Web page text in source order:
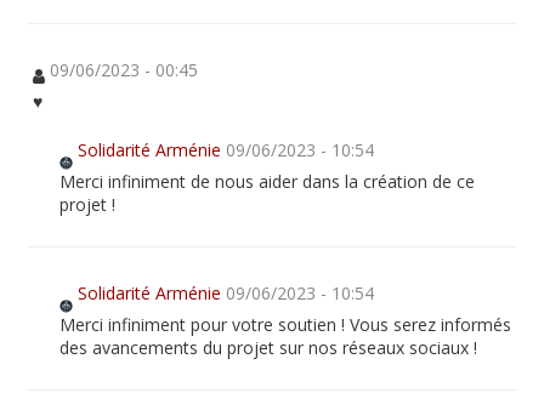
09/06/2023 - 00:45
♥️
Solidarité Arménie 09/06/2023 - 10:54
Merci infiniment de nous aider dans la création de ce
projet !
Solidarité Arménie 09/06/2023 - 10:54
Merci infiniment pour votre soutien ! Vous serez informés
des avancements du projet sur nos réseaux sociaux !